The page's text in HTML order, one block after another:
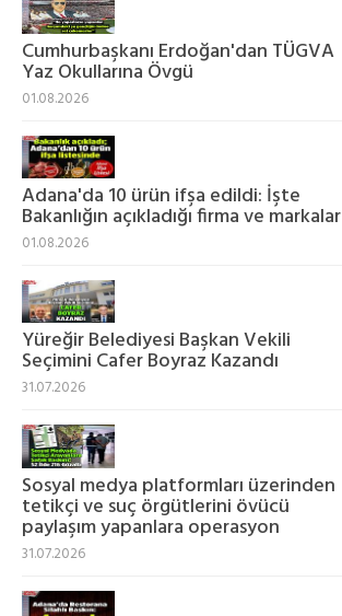
Cumhurbaşkanı Erdoğan'dan TÜGVA
Yaz Okullarına Övgü
01.08.2026
Adana'da 10 ürün ifşa edildi: İşte
Bakanlığın açıkladığı firma ve markalar
01.08.2026
Yüreğir Belediyesi Başkan Vekili
Seçimini Cafer Boyraz Kazandı
31.07.2026
Sosyal medya platformları üzerinden
tetikçi ve suç örgütlerini övücü
paylaşım yapanlara operasyon
31.07.2026